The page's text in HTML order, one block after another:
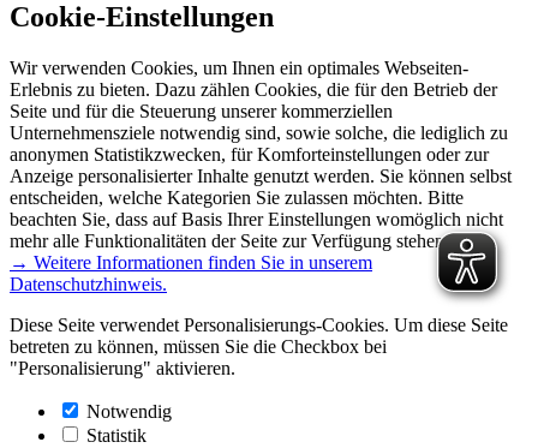
Cookie-Einstellungen
Wir verwenden Cookies, um Ihnen ein optimales Webseiten-
Erlebnis zu bieten. Dazu zählen Cookies, die für den Betrieb der
Seite und für die Steuerung unserer kommerziellen
Unternehmensziele notwendig sind, sowie solche, die lediglich zu
anonymen Statistikzwecken, für Komforteinstellungen oder zur
Anzeige personalisierter Inhalte genutzt werden. Sie können selbst
entscheiden, welche Kategorien Sie zulassen möchten. Bitte
beachten Sie, dass auf Basis Ihrer Einstellungen womöglich nicht
mehr alle Funktionalitäten der Seite zur Verfügung stehen.
→ Weitere Informationen finden Sie in unserem
Datenschutzhinweis.
Diese Seite verwendet Personalisierungs-Cookies. Um diese Seite
betreten zu können, müssen Sie die Checkbox bei
"Personalisierung" aktivieren.
Notwendig
Statistik